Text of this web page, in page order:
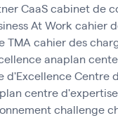
CaaScabinet de
At Work cahier
TMA cahier des
anaplan
d'ExcellenceCentre
centre
challenge